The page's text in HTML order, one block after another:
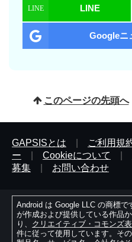
LINE
Googleニ
このページの先頭へ
GAPSISとは ご利用規
ー
Cookieについて
募集
お問い合わせ
Android は Google LLC の商標
が作成および提供している作品
り、 クリエイティブ・コモンズ
件に従って使用しています。そ